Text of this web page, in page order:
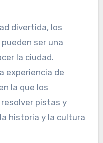
divertida, los
ser una
la ciudad.
experiencia de
la que los
pistas y
historia y la cultura